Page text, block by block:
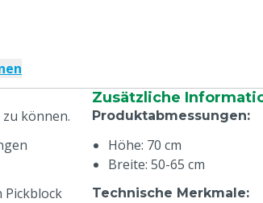
können.
Pickblock
Zusätzliche
Produktabmessungen:
Höhe: 70 cm
Breite: 50-65 cm
Technische Merkmale: